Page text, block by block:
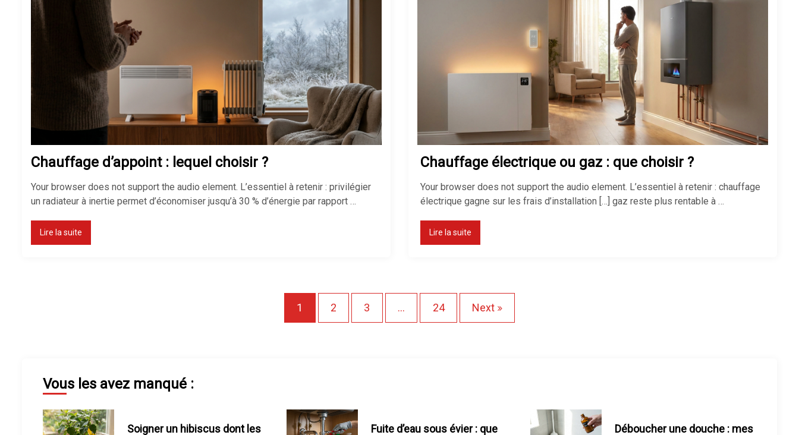
électrique : le calcul réel
Maison mal chauffée : que faire ?
Thermostat : comment bien le
Chauffage d’appoint : lequel
Chauffage économique pour
Chauffage d’appoint : lequel choisir ?
Your browser does not support the audio element. L’essentiel à retenir : privilégier
un radiateur à inertie permet d’économiser jusqu’à 30 % d’énergie par rapport …
Lire la suite
Chauffage électrique ou gaz : que choisir ?
Your browser does not support the audio element. L’essentiel à retenir : chauffage
électrique gagne sur les frais d’installation […] gaz reste plus rentable à …
Lire la suite
P
1 2 3 … 24 Next
Vous les avez manqué :
Soigner un hibiscus dont les Fuite d’eau sous évier : que Déboucher une douche : mes